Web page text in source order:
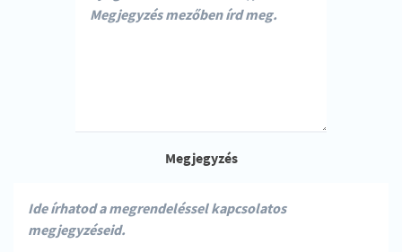
Megjegyzés